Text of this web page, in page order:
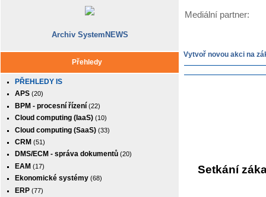
Archiv SystemNEWS
Přehledy
PŘEHLEDY IS
APS (20)
BPM - procesní řízení (22)
Cloud computing (IaaS) (10)
Cloud computing (SaaS) (33)
CRM (51)
DMS/ECM - správa dokumentů (20)
EAM (17)
Ekonomické systémy (68)
ERP (77)
Mediální partner:
Vytvoř novou akci na
Setkání